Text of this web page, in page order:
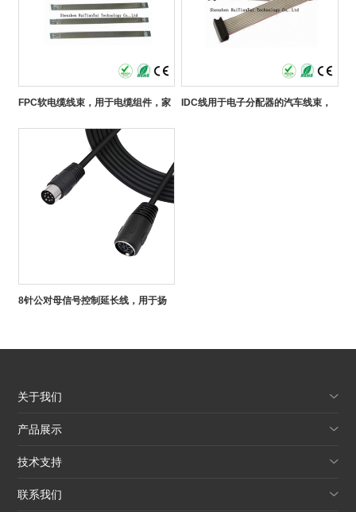
FPC软电缆线束，用于电缆组件，家
用电器，3D打印机的显示器
IDC线用于电子分配器的汽车线束，
8针公对母信号控制延长线，用于扬
关于我们
产品展示
技术支持
联系我们